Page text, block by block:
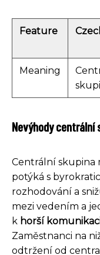
Feature
Meaning
Nevýhody centrální
Centrální skupina
potýká s
rozhodování a
mezi vedením a
k horší
Zaměstnanci na
odtržení od